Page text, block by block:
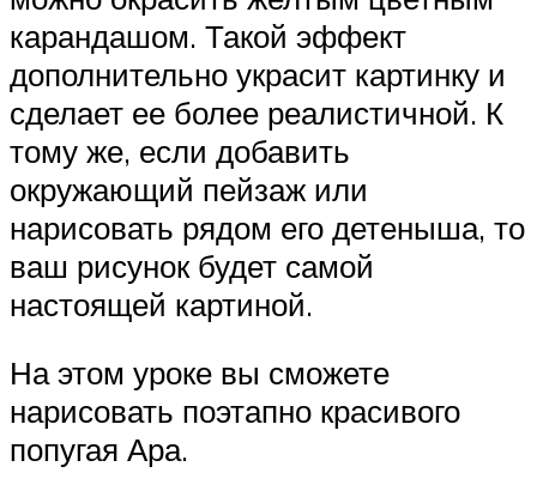
карандашом. Такой эффект
дополнительно украсит картинку и
сделает ее более реалистичной. К
тому же, если добавить
окружающий пейзаж или
нарисовать рядом его детеныша, то
ваш рисунок будет самой
настоящей картиной.
На этом уроке вы сможете
нарисовать поэтапно красивого
попугая Ара.